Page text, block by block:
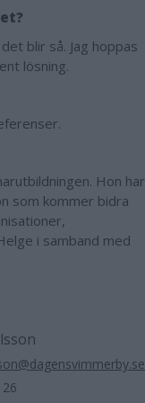
blir så. Jag hoppas
lösning.
Hon har
som kommer bidra
i samband med